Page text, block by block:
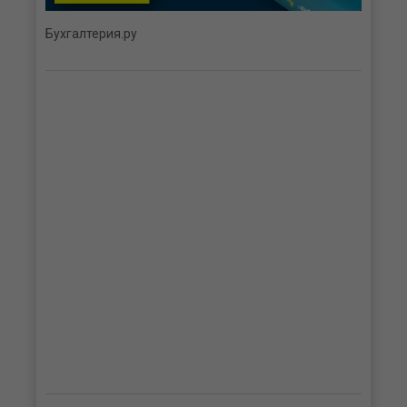
Бухгалтерия.ру